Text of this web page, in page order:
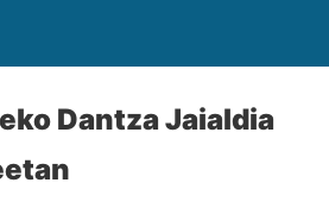
Dantza Jaialdia